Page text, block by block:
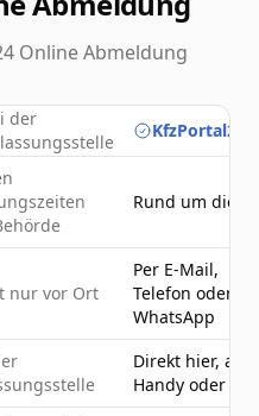
Online Abmeldung
der
Rund um die
nur vor Ort
Per E-Mail,
Telefon oder
WhatsApp
Direkt hier, am
Handy oder PC